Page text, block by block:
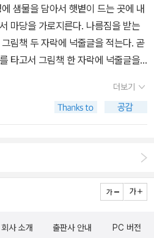
훈련 과정, 생명을 책임진다는 부담
루를 오롯이 만나 보세요. 그러면 알
상에서 가장 큰 영웅들이 늘 함께하
ㅋㅋ
샘물을 담아서 햇볕이 드는 곳에 내
마당을 가로지른다. 나름짐을 받는
림책 두 자락에 넉줄글을 적는다. 곧
타고서 그림책 한 자락에 넉줄글을
러 일을 나란히 하는 모습을 보던 곁
하더니 밥찌꺼기를 마당으로 내놓는
림없이 신나게 움직여서 차리고 펴
펴서 할 만큼 할 뿐이다. 집안일을
걸음을 가볍게 딛는
하다. 어린씨는 뛰놀다가 심부름을
더보기
회사 소개 출판사 안내 PC 버전